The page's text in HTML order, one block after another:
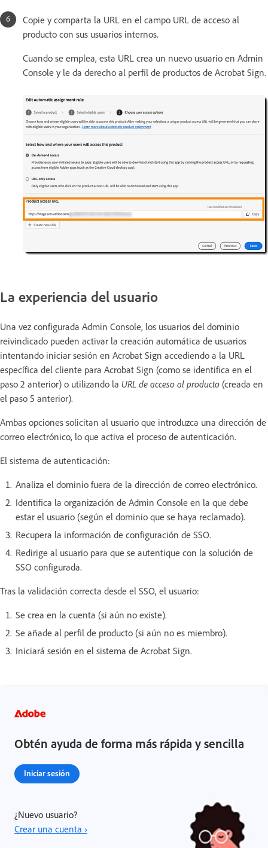
Copie y comparta la URL en el campo URL de acceso al
producto con sus usuarios internos.
Cuando se emplea, esta URL crea un nuevo usuario en Admin
Console y le da derecho al perfil de productos de Acrobat Sign.
La experiencia del usuario
Una vez configurada Admin Console, los usuarios del dominio
reivindicado pueden activar la creación automática de usuarios
intentando iniciar sesión en Acrobat Sign accediendo a la URL
específica del cliente para Acrobat Sign (como se identifica en el
paso 2 anterior) o utilizando la URL de acceso al producto (creada en
el paso 5 anterior).
Ambas opciones solicitan al usuario que introduzca una dirección de
correo electrónico, lo que activa el proceso de autenticación.
El sistema de autenticación:
Analiza el dominio fuera de la dirección de correo electrónico.
Identifica la organización de Admin Console en la que debe
estar el usuario (según el dominio que se haya reclamado).
Recupera la información de configuración de SSO.
Redirige al usuario para que se autentique con la solución de
SSO configurada.
Tras la validación correcta desde el SSO, el usuario:
Se crea en la cuenta (si aún no existe).
Se añade al perfil de producto (si aún no es miembro).
Iniciará sesión en el sistema de Acrobat Sign.
Obtén ayuda de forma más rápida y sencilla
Iniciar sesión
¿Nuevo usuario?
Crear una cuenta ›